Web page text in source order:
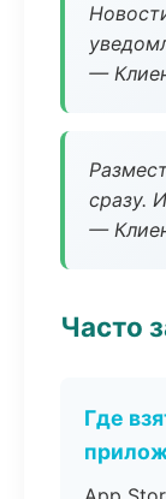
—
сразу.
—
Часто
Где